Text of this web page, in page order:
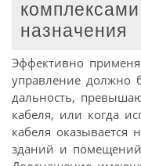
назначения
Эффективно
управление должно
дальность,
кабеля, или когда
кабеля
зданий и